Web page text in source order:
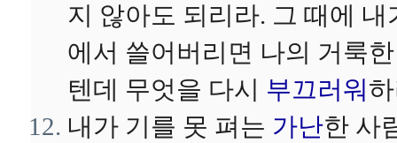
지 않아도 되리라. 그 때에
에서 쓸어버리면 나의 거룩
텐데 무엇을 다시 부끄러워
내가 기를 못 펴는 가난한 사